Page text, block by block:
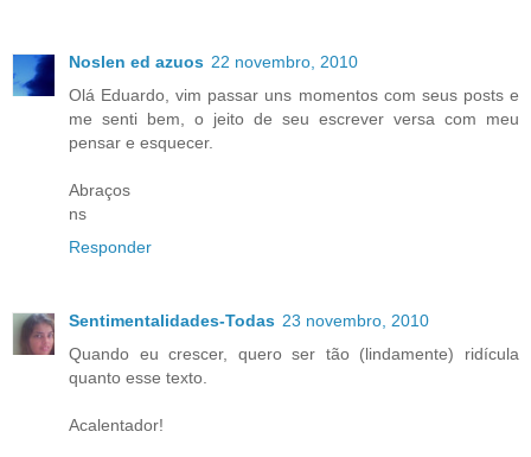
Noslen ed azuos 22 novembro, 2010
Olá Eduardo, vim passar uns momentos com seus posts e
me senti bem, o jeito de seu escrever versa com meu
pensar e esquecer.
Abraços
ns
Responder
Sentimentalidades-Todas 23 novembro, 2010
Quando eu crescer, quero ser tão (lindamente) ridícula
quanto esse texto.
Acalentador!